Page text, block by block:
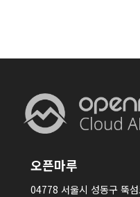
오픈마루
04778 서울시 성동구 뚝